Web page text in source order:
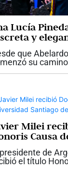
Lucía
y
acompaña a
que
su
Milei
Causa
de Cali
de
el título